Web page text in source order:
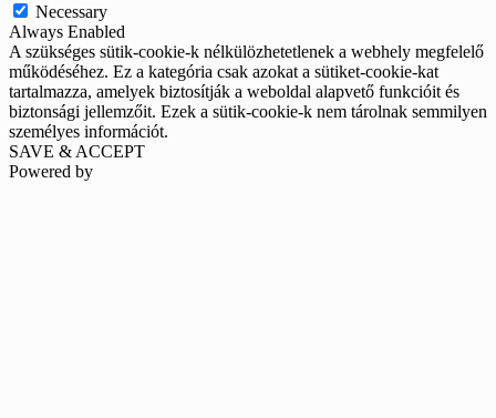
Necessary
Always Enabled
A szükséges sütik-cookie-k nélkülözhetetlenek a webhely megfelelő
működéséhez. Ez a kategória csak azokat a sütiket-cookie-kat
tartalmazza, amelyek biztosítják a weboldal alapvető funkcióit és
biztonsági jellemzőit. Ezek a sütik-cookie-k nem tárolnak semmilyen
személyes információt.
SAVE & ACCEPT
Powered by